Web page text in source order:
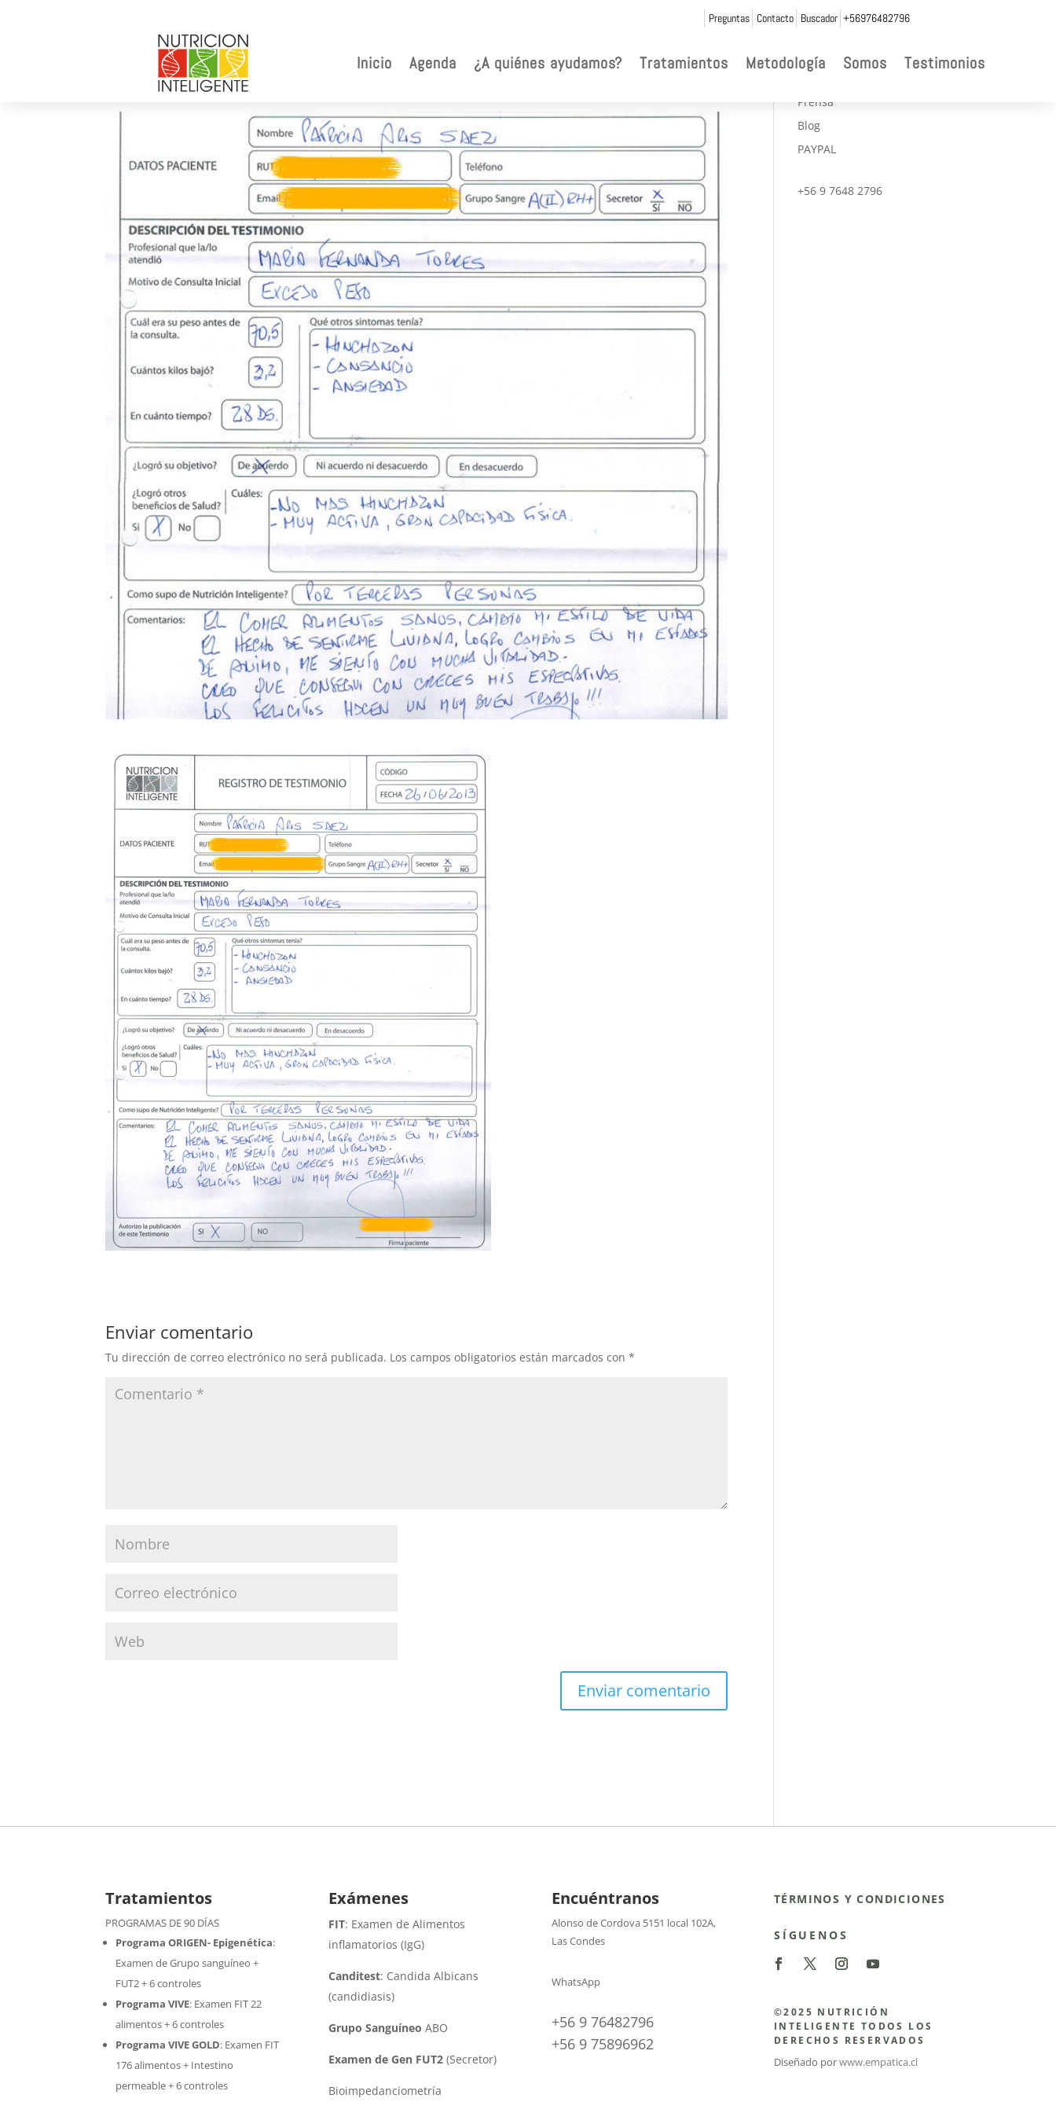
Preguntas Contacto Buscador +56976482796
Inicio Agenda ¿A quiénes ayudamos? Tratamientos Metodología Somos Testimonios
Patricia_Aris
andrea chicurel| Nov 14, 2013
Enviar comentario
Tu dirección de correo electrónico no será publicada. Los campos obligatorios están marcados con*
Prensa
Blog
PAYPAL
+56 9 7648 2796
Tratamientos
PROGRAMAS DE 90 DÍAS
Programa ORIGEN- Epigenética:
Examen de Grupo sanguíneo +
FUT2 + 6 controles
Programa VIVE: Examen FIT 22
alimentos + 6 controles
Programa VIVE GOLD: Examen FIT
176 alimentos + Intestino
permeable + 6 controles
Exámenes
FIT: Examen de Alimentos
inflamatorios (IgG)
Canditest: Candida Albicans
(candidiasis)
Grupo Sanguíneo ABO
Examen de Gen FUT2(Secretor)
Bioimpedanciometría
Encuéntranos
Alonso de Cordova 5151 local 102A,
Las Condes
WhatsApp
+56 9 76482796
+56 9 75896962
TÉRMINOS Y CONDICIONES
SÍGUENOS
©2025 NUTRICIÓN
INTELIGENTE TODOS LOS
DERECHOS RESERVADOS
Diseñado porwww.empatica.cl